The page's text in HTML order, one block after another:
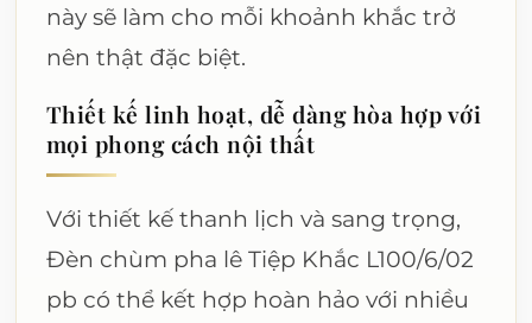
này sẽ làm cho mỗi khoảnh khắc trở
nên thật đặc biệt.
Thiết kế linh hoạt, dễ dàng hòa hợp với
mọi phong cách nội thất
Với thiết kế thanh lịch và sang trọng,
Đèn chùm pha lê Tiệp Khắc L100/6/02
pb có thể kết hợp hoàn hảo với nhiều